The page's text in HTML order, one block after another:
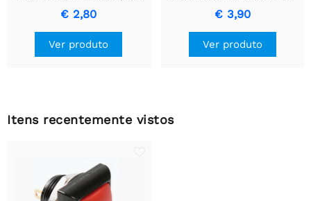
Mini Interruptores de
Botão.
€ 2,80
Ver produto
ON-ON
€ 3,90
Ver produto
Itens recentemente vistos